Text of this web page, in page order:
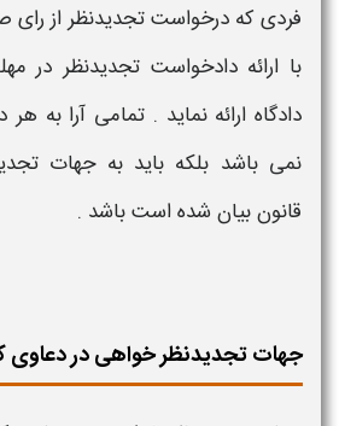
فردی که درخواست تجدیدنظر از رای
با ارائه دادخواست تجدیدنظر در
دادگاه ارائه نماید . تمامی آرا به
نمی باشد بلکه باید بهجهات
قانون بیان شده است باشد .
جهات تجدیدنظر خواهی در دعاوی